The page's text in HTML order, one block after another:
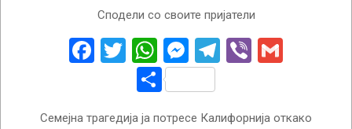
Сподели со своите пријатели
Facebook
Twitter
WhatsApp
Messenger
Telegram
Viber
Share
Семејна трагедија ја потресе Калифорнија откако